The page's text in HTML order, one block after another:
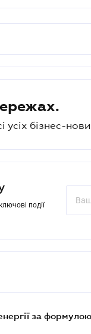
усіх бізнес-
події
за